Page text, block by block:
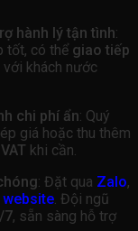
hành lý tận tình:
tốt, có thể giao tiếp
khách nước
chi phí ẩn: Quý
giá hoặc thu thêm
khi cần.
: Đặt qua Zalo,
website. Đội ngũ
7, sẵn sàng hỗ trợ